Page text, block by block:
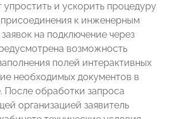
и ускорить процедуру
присоединения к инженерным
на подключение через
возможность
полей интерактивных
необходимых документов в
После обработки запроса
организацией заявитель